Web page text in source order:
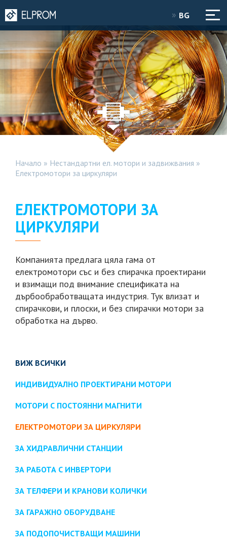
BG
Начало » Нестандартни ел. мотори и задвижвания »
Електромотори за циркуляри
ЕЛЕКТРОМОТОРИ ЗА
ЦИРКУЛЯРИ
Компанията предлага цяла гама от
електромотори със и без спирачка проектирани
и взимащи под внимание спецификата на
дърбообработващата индустрия. Тук влизат и
спирачкови, и плоски, и без спирачки мотори за
обработка на дърво.
ВИЖ ВСИЧКИ
ИНДИВИДУАЛНО ПРОЕКТИРАНИ МОТОРИ
МОТОРИ С ПОСТОЯННИ МАГНИТИ
ЕЛЕКТРОМОТОРИ ЗА ЦИРКУЛЯРИ
ЗА ХИДРАВЛИЧНИ СТАНЦИИ
ЗА РАБОТА С ИНВЕРТОРИ
ЗА ТЕЛФЕРИ И КРАНОВИ КОЛИЧКИ
ЗА ГАРАЖНО ОБОРУДВАНЕ
ЗА ПОДОПОЧИСТВАЩИ МАШИНИ